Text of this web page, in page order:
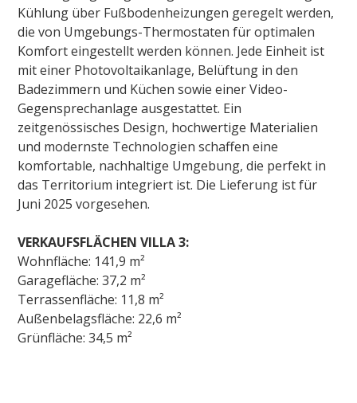
Kühlung über Fußbodenheizungen geregelt werden,
die von Umgebungs-Thermostaten für optimalen
Komfort eingestellt werden können. Jede Einheit ist
mit einer Photovoltaikanlage, Belüftung in den
Badezimmern und Küchen sowie einer Video-
Gegensprechanlage ausgestattet. Ein
zeitgenössisches Design, hochwertige Materialien
und modernste Technologien schaffen eine
komfortable, nachhaltige Umgebung, die perfekt in
das Territorium integriert ist. Die Lieferung ist für
Juni 2025 vorgesehen.
VERKAUFSFLÄCHEN VILLA 3:
Wohnfläche: 141,9 m²
Garagefläche: 37,2 m²
Terrassenfläche: 11,8 m²
Außenbelagsfläche: 22,6 m²
Grünfläche: 34,5 m²